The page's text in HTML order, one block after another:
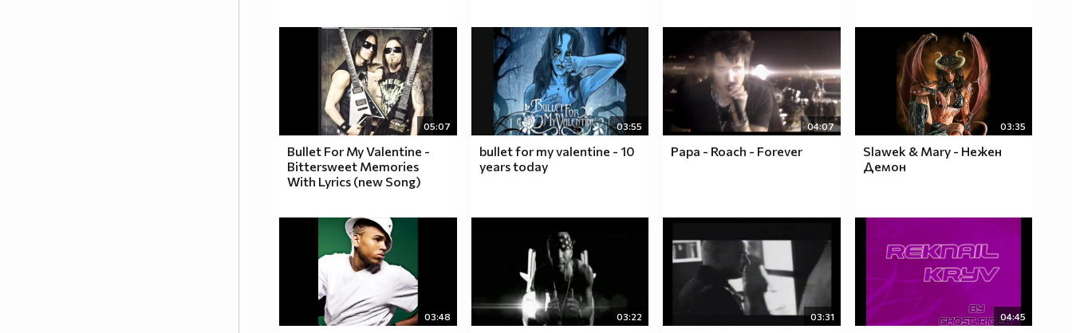
05:07
Bullet For My Valentine -
Bittersweet Memories
With Lyrics (new Song)
03:55
bullet for my valentine - 10
years today
04:07
Papa - Roach - Forever
03:35
Slawek & Mary - Нежен
Демон
03:48 03:22 03:31 04:45